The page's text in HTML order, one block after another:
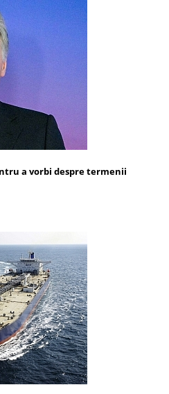
a vorbi despre termenii